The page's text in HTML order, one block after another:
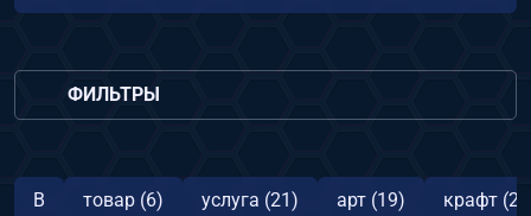
ФИЛЬТРЫ
В
товар (6) услуга (21) арт (19) крафт (2)